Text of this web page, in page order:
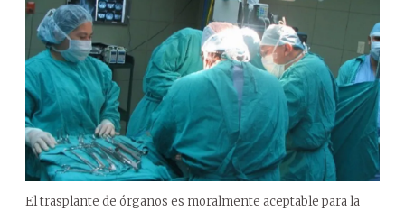
El trasplante de órganos es moralmente aceptable para la